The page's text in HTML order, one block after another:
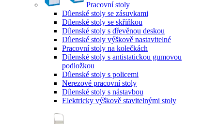
Pracovní stoly
Dílenské stoly se zásuvkami
Dílenské stoly se skříňkou
Dílenské stoly s dřevěnou deskou
Dílenské stoly výškově nastavitelné
Pracovní stoly na kolečkách
Dílenské stoly s antistatickou gumovou
podložkou
Dílenské stoly s policemi
Nerezové pracovní stoly
Dílenské stoly s nástavbou
Elektricky výškově stavitelnými stoly